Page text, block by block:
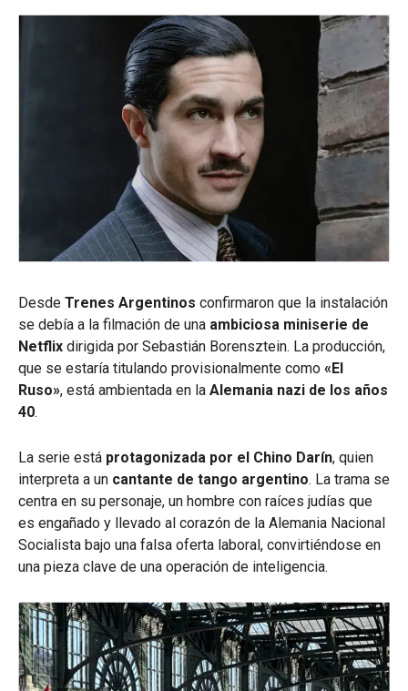
Desde Trenes Argentinos confirmaron que la instalación
se debía a la filmación de una ambiciosa miniserie de
Netflix dirigida por Sebastián Borensztein. La producción,
que se estaría titulando provisionalmente como «El
Ruso», está ambientada en la Alemania nazi de los años
40.
La serie está protagonizada por el Chino Darín, quien
interpreta a un cantante de tango argentino. La trama se
centra en su personaje, un hombre con raíces judías que
es engañado y llevado al corazón de la Alemania Nacional
Socialista bajo una falsa oferta laboral, convirtiéndose en
una pieza clave de una operación de inteligencia.